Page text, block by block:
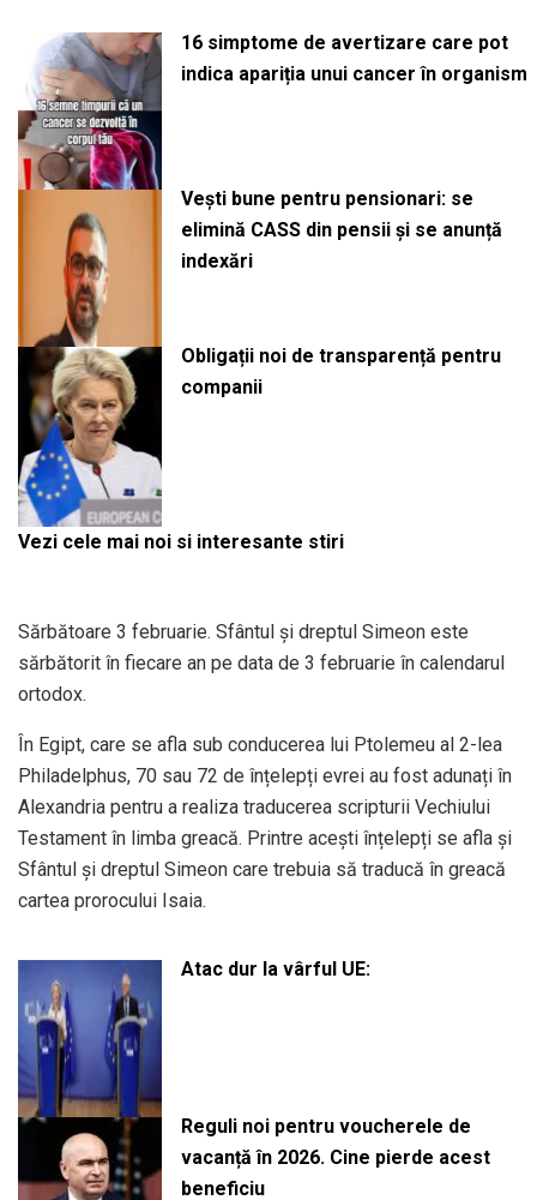
16 simptome de avertizare care pot
indica apariția unui cancer în organism
Vești bune pentru pensionari: se
elimină CASS din pensii și se anunță
indexări
Obligații noi de transparență pentru
companii
Vezi cele mai noi si interesante stiri
Sărbătoare 3 februarie. Sfântul și dreptul Simeon este
sărbătorit în fiecare an pe data de 3 februarie în calendarul
ortodox.
În Egipt, care se afla sub conducerea lui Ptolemeu al 2-lea
Philadelphus, 70 sau 72 de înțelepți evrei au fost adunați în
Alexandria pentru a realiza traducerea scripturii Vechiului
Testament în limba greacă. Printre acești înțelepți se afla și
Sfântul și dreptul Simeon care trebuia să traducă în greacă
cartea prorocului Isaia.
Atac dur la vârful UE:
Reguli noi pentru voucherele de
vacanță în 2026. Cine pierde acest
beneficiu